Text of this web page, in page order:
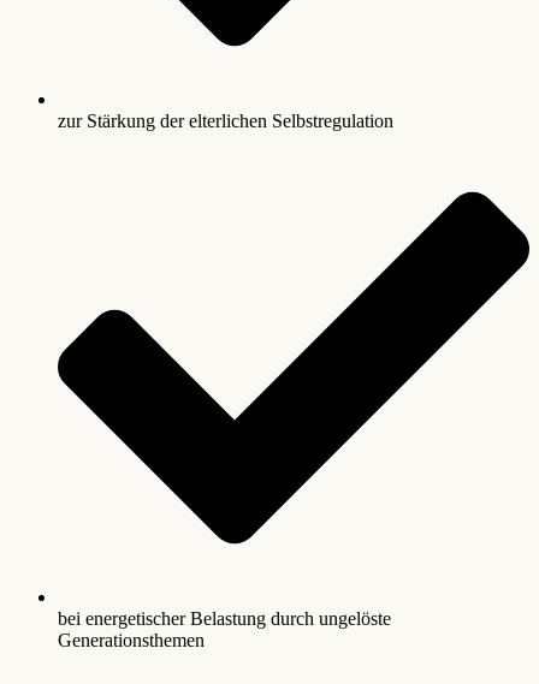
zur Stärkung der elterlichen Selbstregulation
bei energetischer Belastung durch ungelöste
Generationsthemen